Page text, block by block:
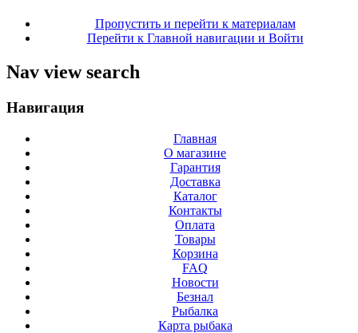
Пропустить и перейти к материалам
Перейти к Главной навигации и Войти
Nav view search
Навигация
Главная
О магазине
Гарантия
Доставка
Каталог
Контакты
Оплата
Товары
Корзина
FAQ
Новости
Безнал
Рыбалка
Карта рыбака